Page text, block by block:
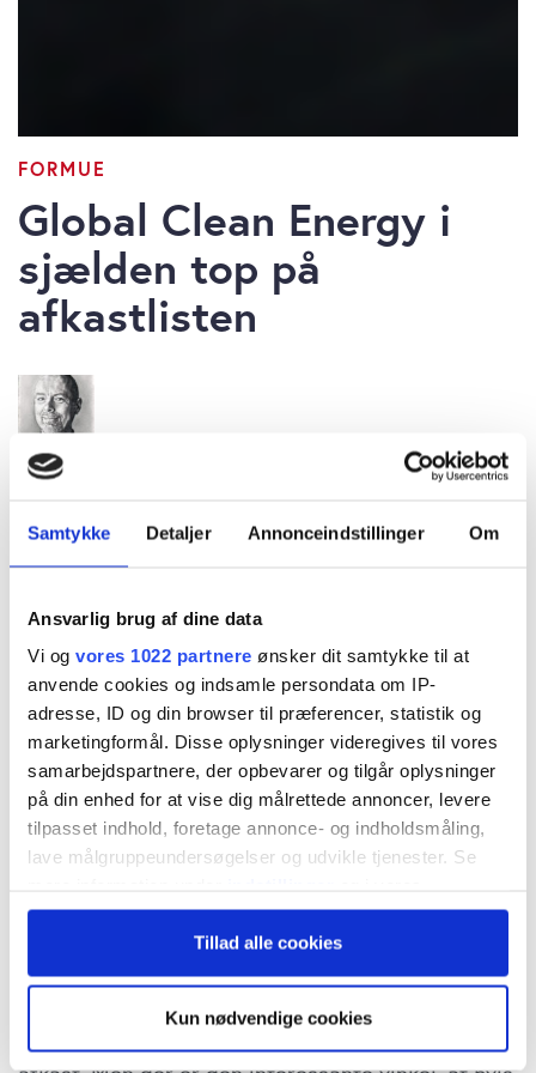
Samtykke Detaljer Annonceindstillinger Om
Ansvarlig brug af dine data
Vi og vores 1022 partnere ønsker dit samtykke til at
anvende cookies og indsamle persondata om IP-
adresse, ID og din browser til præferencer, statistik og
marketingformål. Disse oplysninger videregives til vores
samarbejdspartnere, der opbevarer og tilgår oplysninger
på din enhed for at vise dig målrettede annoncer, levere
tilpasset indhold, foretage annonce- og indholdsmåling,
lave målgruppeundersøgelser og udvikle tjenester. Se
persondatapolitik. Du kan altid trække dit samtykke
tilbage eller ændre indstillinger fra vores
"Cookiedeklaration", eller ved at trykke på "Privacy
Hvis du tillader det, vil vi også gerne:
Tillad alle cookies
Kun nødvendige cookies
FORMUE
Global Clean Energy i
sjælden top på
afkastlisten
Bruno Japp
Det er et sjældent syn at se iShared Global
Clean Energy på toppen af ETF’ernes
afkastliste, men det sker i denne uge. Men
holder det?
Vi har tidligere oplevet iShares Global Clean
Energy i toppen af afkastlisten, men det har
været en sjældenhed. Det fremgår tydeligt af
Clean Energys afkast over det seneste år på
minus 2,5 pct. Det er i særklasse det ringeste
afkast af alle ETF’erne, og det eneste negative